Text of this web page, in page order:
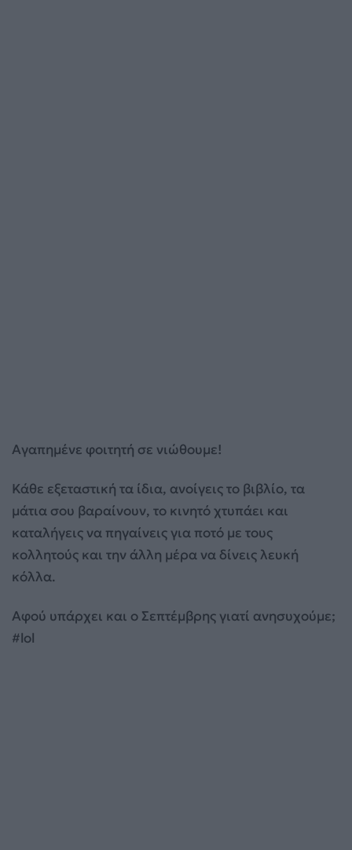
Αγαπημένε φοιτητή σε νιώθουμε!
Κάθε εξεταστική τα ίδια, ανοίγεις το βιβλίο, τα
μάτια σου βαραίνουν, το κινητό χτυπάει και
καταλήγεις να πηγαίνεις για ποτό με τους
κολλητούς και την άλλη μέρα να δίνεις λευκή
κόλλα.
Αφού υπάρχει και ο Σεπτέμβρης γιατί ανησυχούμε;
#lol